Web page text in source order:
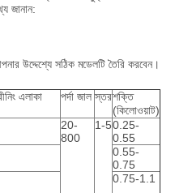
জানান:
উদ্দেশ্যে সঠিক মডেলটি তৈরি করবেন।
এলাকা
পর্দা জাল স্তরশক্তি
(কিলোওয়াট)
20-
800
1-50.25-
0.55
0.55-
0.75
0.75-1.1